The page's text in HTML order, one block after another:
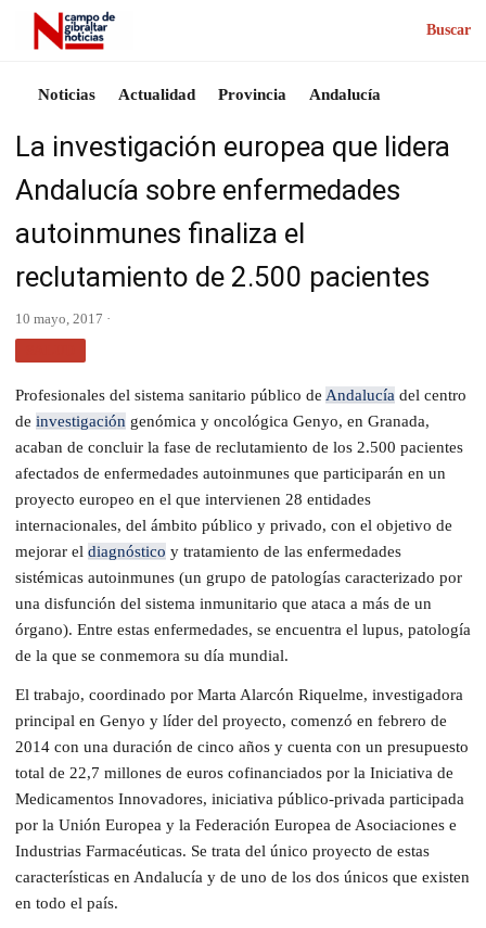
Buscar
Noticias Actualidad Provincia Andalucía
La investigación europea que lidera
Andalucía sobre enfermedades
autoinmunes finaliza el
reclutamiento de 2.500 pacientes
10 mayo, 2017 ·
Profesionales del sistema sanitario público de Andalucía del centro
de investigación genómica y oncológica Genyo, en Granada,
acaban de concluir la fase de reclutamiento de los 2.500 pacientes
afectados de enfermedades autoinmunes que participarán en un
proyecto europeo en el que intervienen 28 entidades
internacionales, del ámbito público y privado, con el objetivo de
mejorar el diagnóstico y tratamiento de las enfermedades
sistémicas autoinmunes (un grupo de patologías caracterizado por
una disfunción del sistema inmunitario que ataca a más de un
órgano). Entre estas enfermedades, se encuentra el lupus, patología
de la que se conmemora su día mundial.
El trabajo, coordinado por Marta Alarcón Riquelme, investigadora
principal en Genyo y líder del proyecto, comenzó en febrero de
2014 con una duración de cinco años y cuenta con un presupuesto
total de 22,7 millones de euros cofinanciados por la Iniciativa de
Medicamentos Innovadores, iniciativa público-privada participada
por la Unión Europea y la Federación Europea de Asociaciones e
Industrias Farmacéuticas. Se trata del único proyecto de estas
características en Andalucía y de uno de los dos únicos que existen
en todo el país.